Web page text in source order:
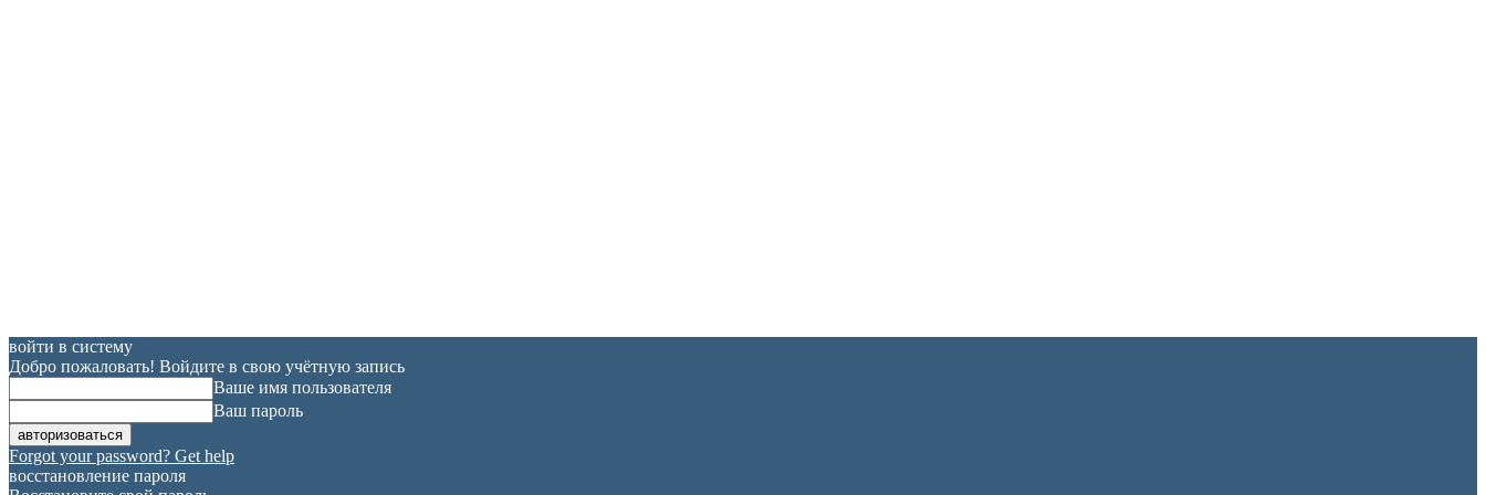
войти в систему
Добро пожаловать! Войдите в свою учётную запись
Ваше имя пользователя
Ваш пароль
Forgot your password? Get help
восстановление пароля